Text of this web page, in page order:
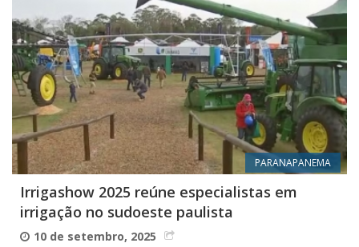
PARANAPANEMA
Irrigashow 2025 reúne especialistas em
irrigação no sudoeste paulista
10 de setembro, 2025